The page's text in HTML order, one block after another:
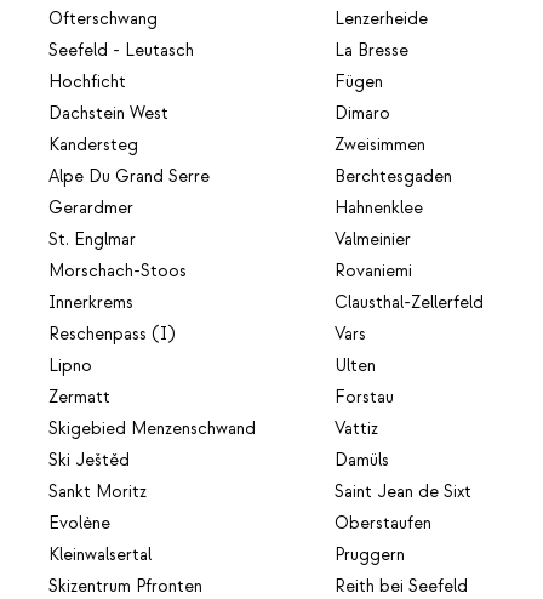
Ofterschwang
Seefeld - Leutasch
Hochficht
Dachstein West
Kandersteg
Alpe Du Grand Serre
Gerardmer
St. Englmar
Morschach-Stoos
Innerkrems
Reschenpass (I)
Lipno
Zermatt
Skigebied Menzenschwand
Ski Ještěd
Sankt Moritz
Evolène
Kleinwalsertal
Skizentrum Pfronten
Lenzerheide
La Bresse
Fügen
Dimaro
Zweisimmen
Berchtesgaden
Hahnenklee
Valmeinier
Rovaniemi
Clausthal-Zellerfeld
Vars
Ulten
Forstau
Vattiz
Damüls
Saint Jean de Sixt
Oberstaufen
Pruggern
Reith bei Seefeld